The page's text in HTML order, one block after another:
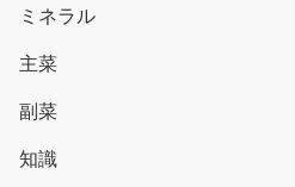
ミネラル
主菜
副菜
知識